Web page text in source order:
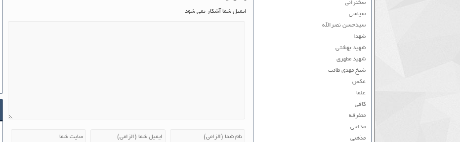
ایمیل شما آشکار نمی شود
سخنرانی
سیاسی
سیدحسن نصرالله
شهدا
شهید بهشتی
شهید مطهری
شیخ مهدی طائب
عکس
علما
کافی
متفرقه
مداحی
مذهبی